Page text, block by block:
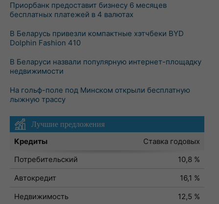
Приорбанк предоставит бизнесу 6 месяцев
бесплатных платежей в 4 валютах
В Беларусь привезли компактные хэтчбеки BYD
Dolphin Fashion 410
В Беларуси назвали популярную интернет-площадку
недвижимости
На гольф-поле под Минском открыли бесплатную
лыжную трассу
Лучшие предложения
Кредиты
Ставка годовых
Потребительский
10,8 %
Автокредит
16,1 %
Недвижимость
12,5 %